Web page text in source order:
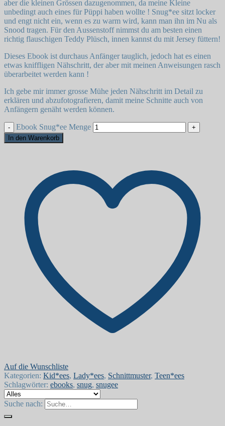
aber die kleinen Grössen dazugenommen, da meine Kleine
unbedingt auch eines für Püppi haben wollte ! Snug*ee sitzt locker
und engt nicht ein, wenn es zu warm wird, kann man ihn im Nu als
Snood tragen. Für den Aussenstoff nimmst du am besten einen
richtig flauschigen Teddy Plüsch, innen kannst du mit Jersey füttern!
Dieses Ebook ist durchaus Anfänger tauglich, jedoch hat es einen
etwas kniffligen Nähschritt, der aber mit meinen Anweisungen rasch
überarbeitet werden kann !
Ich gebe mir immer grosse Mühe jeden Nähschritt im Detail zu
erklären und abzufotografieren, damit meine Schnitte auch von
Anfängern genäht werden können.
Ebook Snug*ee Menge
In den Warenkorb
Auf die Wunschliste
Kategorien: Kid*ees, Lady*ees, Schnittmuster, Teen*ees
Schlagwörter: ebooks, snug, snugee
Suche nach: